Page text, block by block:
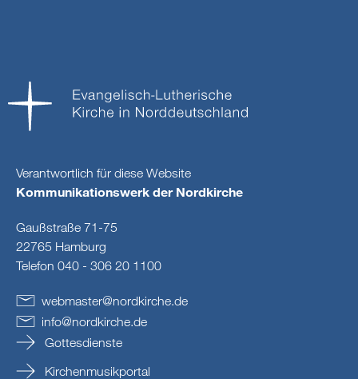
Verantwortlich für diese Website
Kommunikationswerk der Nordkirche
Gaußstraße 71-75
22765 Hamburg
Telefon 040 - 306 20 1100
webmaster@nordkirche.de
info@nordkirche.de
Gottesdienste
Kirchenmusikportal